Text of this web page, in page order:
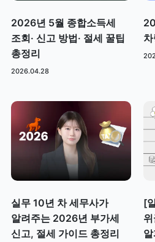
2026년 5월 종합소득세
조회· 신고 방법· 절세 꿀팁
총정리
2026.04.28
실무 10년 차 세무사가
알려주는 2026년 부가세
신고, 절세 가이드 총정리
[